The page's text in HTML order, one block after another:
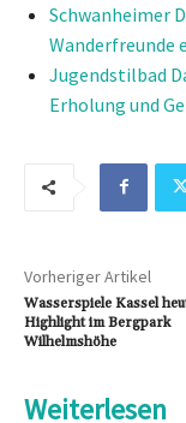
Schwanheimer
Wanderfreunde
Jugendstilbad
Erholung und
Vorheriger Artikel
Wasserspiele Kassel
Highlight im Bergpark
Wilhelmshöhe
Weiterlesen